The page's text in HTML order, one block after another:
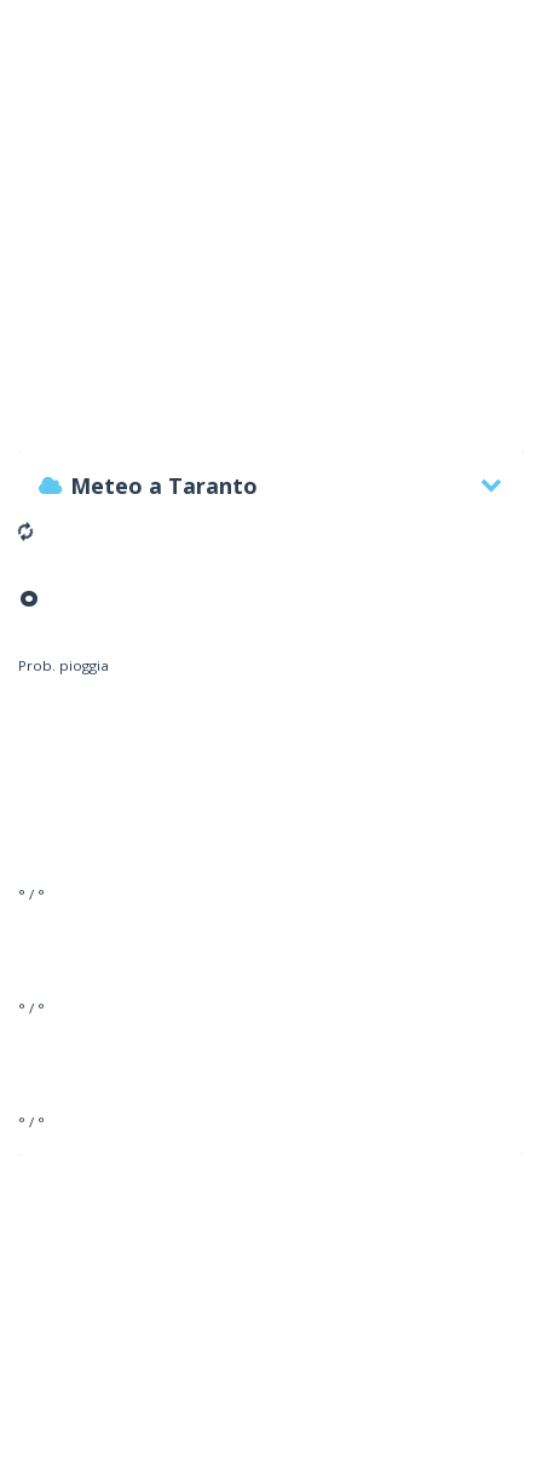
Meteo a Taranto
°
Prob. pioggia
° / °
° / °
° / °